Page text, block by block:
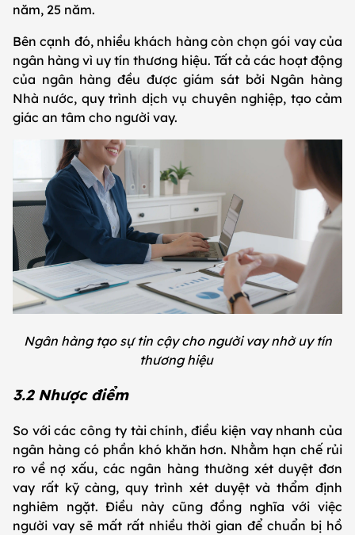
năm, 25 năm.
Bên cạnh đó, nhiều khách hàng còn chọn gói vay của
ngân hàng vì uy tín thương hiệu. Tất cả các hoạt động
của ngân hàng đều được giám sát bởi Ngân hàng
Nhà nước, quy trình dịch vụ chuyên nghiệp, tạo cảm
giác an tâm cho người vay.
Ngân hàng tạo sự tin cậy cho người vay nhờ uy tín
thương hiệu
3.2 Nhược điểm
So với các công ty tài chính, điều kiện vay nhanh của
ngân hàng có phần khó khăn hơn. Nhằm hạn chế rủi
ro về nợ xấu, các ngân hàng thường xét duyệt đơn
vay rất kỹ càng, quy trình xét duyệt và thẩm định
nghiêm ngặt. Điều này cũng đồng nghĩa với việc
người vay sẽ mất rất nhiều thời gian để chuẩn bị hồ